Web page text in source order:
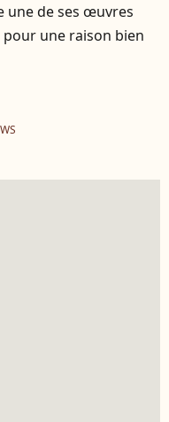
une de ses œuvres
une raison bien